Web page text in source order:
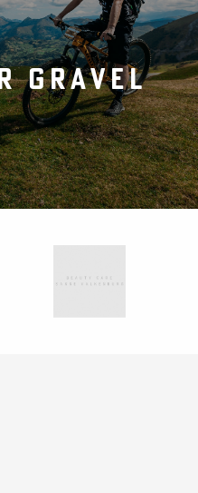
GRAVEL